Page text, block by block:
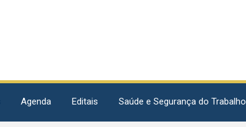
Agenda Editais Saúde e Segurança do Trabalho